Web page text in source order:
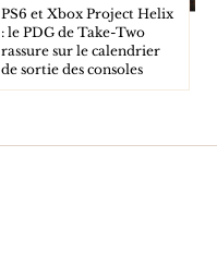
PS6 et Xbox Project Helix
: le PDG de Take-Two
rassure sur le calendrier
de sortie des consoles